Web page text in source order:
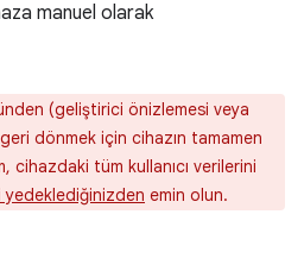
manuel olarak
(geliştirici önizlemesi veya
dönmek için cihazın tamamen
cihazdaki tüm kullanıcı verilerini
yedeklediğinizden emin olun.